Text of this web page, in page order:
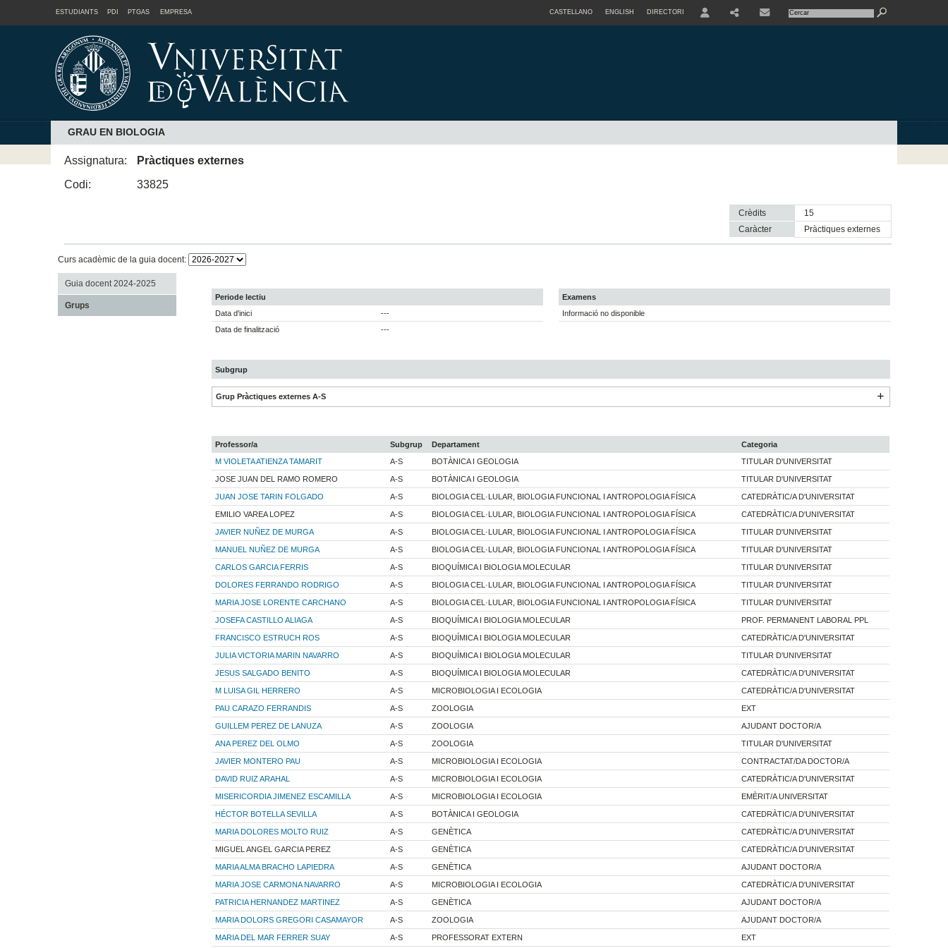
ESTUDIANTS PDI PTGAS EMPRESA CASTELLANO ENGLISH DIRECTORI
GRAU EN BIOLOGIA
Assignatura:
Pràctiques externes
Codi:
33825
Crèdits
15
Caràcter
pràctiques externes
Curs acadèmic de la guia docent:
Guia docent 2024-2025
Grups
Periode lectiu
Data d'inici
---
Data de finalització
---
Examens
Informació no disponible
Subgrup
Grup Pràctiques externes A-S
Professor/a Subgrup Departament
Categoria
M VIOLETA ATIENZA TAMARIT
A-S BOTÀNICA I GEOLOGIA TITULAR D'UNIVERSITAT
JOSE JUAN DEL RAMO ROMERO A-S BOTÀNICA I GEOLOGIA TITULAR D'UNIVERSITAT
JUAN JOSE TARIN FOLGADO A-S BIOLOGIA CEL·LULAR, BIOLOGIA FUNCIONAL I ANTROPOLOGIA FÍSICA CATEDRÀTIC/A D'UNIVERSITAT
EMILIO VAREA LOPEZ A-S BIOLOGIA CEL·LULAR, BIOLOGIA FUNCIONAL I ANTROPOLOGIA FÍSICA CATEDRÀTIC/A D'UNIVERSITAT
JAVIER NUÑEZ DE MURGA A-S BIOLOGIA CEL·LULAR, BIOLOGIA FUNCIONAL I ANTROPOLOGIA FÍSICA TITULAR D'UNIVERSITAT
MANUEL NUÑEZ DE MURGA A-S BIOLOGIA CEL·LULAR, BIOLOGIA FUNCIONAL I ANTROPOLOGIA FÍSICA TITULAR D'UNIVERSITAT
CARLOS GARCIA FERRIS A-S BIOQUÍMICA I BIOLOGIA MOLECULAR TITULAR D'UNIVERSITAT
DOLORES FERRANDO RODRIGO A-S BIOLOGIA CEL·LULAR, BIOLOGIA FUNCIONAL I ANTROPOLOGIA FÍSICA TITULAR D'UNIVERSITAT
MARIA JOSE LORENTE CARCHANO A-S BIOLOGIA CEL·LULAR, BIOLOGIA FUNCIONAL I ANTROPOLOGIA FÍSICA TITULAR D'UNIVERSITAT
JOSEFA CASTILLO ALIAGA A-S BIOQUÍMICA I BIOLOGIA MOLECULAR PROF. PERMANENT LABORAL PPL
FRANCISCO ESTRUCH ROS A-S BIOQUÍMICA I BIOLOGIA MOLECULAR CATEDRÀTIC/A D'UNIVERSITAT
JULIA VICTORIA MARIN NAVARRO A-S BIOQUÍMICA I BIOLOGIA MOLECULAR TITULAR D'UNIVERSITAT
JESUS SALGADO BENITO A-S BIOQUÍMICA I BIOLOGIA MOLECULAR CATEDRÀTIC/A D'UNIVERSITAT
M LUISA GIL HERRERO A-S MICROBIOLOGIA I ECOLOGIA CATEDRÀTIC/A D'UNIVERSITAT
PAU CARAZO FERRANDIS A-S ZOOLOGIA EXT
GUILLEM PEREZ DE LANUZA A-S ZOOLOGIA AJUDANT DOCTOR/A
ANA PEREZ DEL OLMO A-S ZOOLOGIA TITULAR D'UNIVERSITAT
JAVIER MONTERO PAU A-S MICROBIOLOGIA I ECOLOGIA CONTRACTAT/DA DOCTOR/A
DAVID RUIZ ARAHAL A-S MICROBIOLOGIA I ECOLOGIA CATEDRÀTIC/A D'UNIVERSITAT
MISERICORDIA JIMENEZ ESCAMILLA A-S MICROBIOLOGIA I ECOLOGIA EMÈRIT/A UNIVERSITAT
HÉCTOR BOTELLA SEVILLA A-S BOTÀNICA I GEOLOGIA CATEDRÀTIC/A D'UNIVERSITAT
MARIA DOLORES MOLTO RUIZ A-S GENÈTICA CATEDRÀTIC/A D'UNIVERSITAT
MIGUEL ANGEL GARCIA PEREZ A-S GENÈTICA CATEDRÀTIC/A D'UNIVERSITAT
MARIA ALMA BRACHO LAPIEDRA A-S GENÈTICA AJUDANT DOCTOR/A
MARIA JOSE CARMONA NAVARRO A-S MICROBIOLOGIA I ECOLOGIA CATEDRÀTIC/A D'UNIVERSITAT
PATRICIA HERNANDEZ MARTINEZ A-S GENÈTICA AJUDANT DOCTOR/A
MARIA DOLORS GREGORI CASAMAYOR A-S ZOOLOGIA AJUDANT DOCTOR/A
MARIA DEL MAR FERRER SUAY A-S PROFESSORAT EXTERN EXT